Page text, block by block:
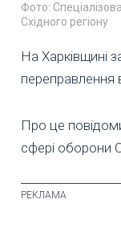
Фото:
Східного регіону
На Харківщині
переправлення
Про це
сфері оборони